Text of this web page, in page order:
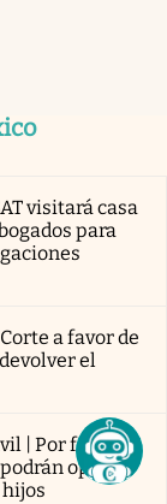
visitará casa
para
a favor de
el
| Por fallo de
optar